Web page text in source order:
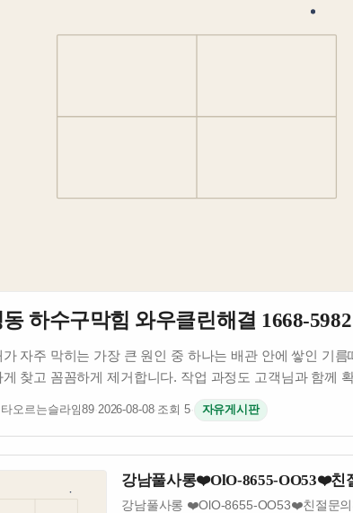
하수구막힘 와우클린해결 1668-5982
가 자주 막히는 가장 큰 원인 중 하나는 배관 안에 쌓인 기
게 찾고 꼼꼼하게 제거합니다. 작업 과정도 고객님과 함께
오르는슬라임89·2026-08-08·조회 5· 자유게시판
강남풀사롱❤️OlO-8655-OO53❤️친
강남풀사롱 ❤️OlO-8655-OO53❤️친절문